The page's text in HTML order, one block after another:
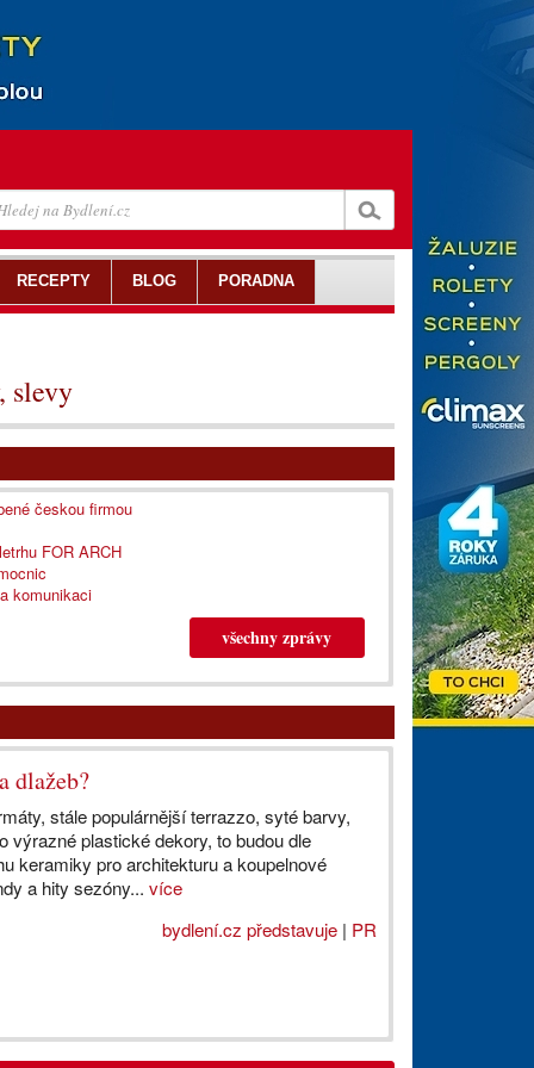
slevy
českou firmou
FOR ARCH
komunikaci
všechny zprávy
dlažeb?
stále populárnější terrazzo, syté barvy,
výrazné plastické dekory, to budou dle
keramiky pro architekturu a koupelnové
a hity sezóny...více
bydlení.cz představuje| PR
RECEPTY BLOG PORADNA